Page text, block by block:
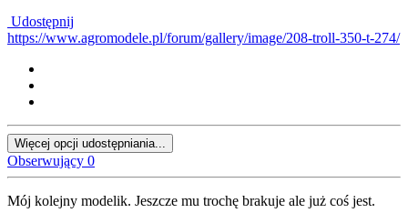
Udostępnij
https://www.agromodele.pl/forum/gallery/image/208-troll-350-t-274/
Więcej opcji udostępniania...
Obserwujący 0
Mój kolejny modelik. Jeszcze mu trochę brakuje ale już coś jest.